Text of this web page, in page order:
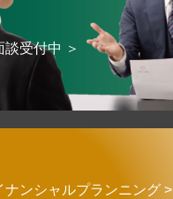
談受付中 ＞
ナンシャルプランニング >